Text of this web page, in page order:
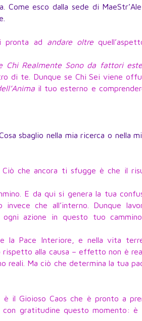
esco dalla sede di
pronta ad andare oltre
Chi Realmente Sono da fattori
di te. Dunque se Chi Sei viene
il tuo esterno e
sbaglio nella mia ricerca o nella
che ancora ti sfugge è che il
E da qui si genera la tua
che all’interno. Dunque
azione in questo tuo
la Pace Interiore, e nella vita
alla causa – effetto non è
reali. Ma ciò che determina la tua
il Gioioso Caos che è pronto a
con gratitudine questo momento: